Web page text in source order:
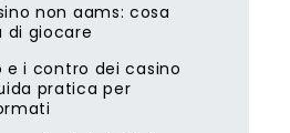
non aams: cosa
di giocare
e i contro dei casino
pratica per